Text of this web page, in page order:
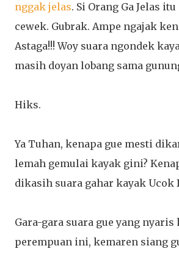
nggak jelas. Si Orang Ga Jelas
cewek. Gubrak. Ampe ngajak
Astaga!!! Woy suara ngondek
masih doyan lobang sama
Hiks.
Ya Tuhan, kenapa gue mesti
lemah gemulai kayak gini?
dikasih suara gahar kayak Ucok
Gara-gara suara gue yang nyaris
perempuan ini, kemaren siang